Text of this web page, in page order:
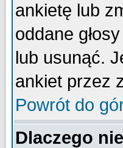
ankietę lub
oddane
lub usunąć.
ankiet przez
Powrót do
Dlaczego